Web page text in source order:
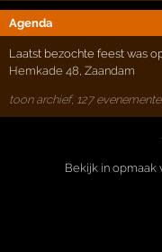
Agenda
Laatst bezochte feest was
Hemkade 48,Zaandam
toon archief, 127
Bekijk in opmaak